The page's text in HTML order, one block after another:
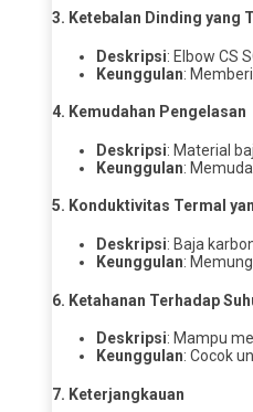
3. Ketebalan Dinding yang
Deskripsi: Elbow CS
Keunggulan:
4. Kemudahan Pengelasan
Deskripsi: Material
Keunggulan:
5. Konduktivitas Termal
Deskripsi: Baja
Keunggulan:
6. Ketahanan Terhadap
Deskripsi: Mampu
Keunggulan: Cocok
7. Keterjangkauan